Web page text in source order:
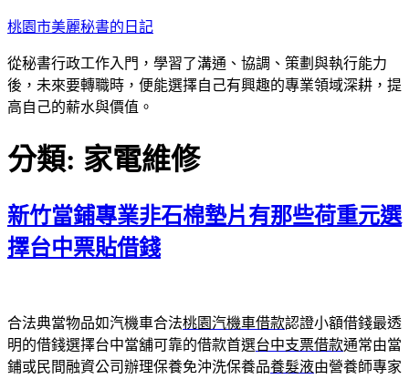
跳
主
要
內
桃園市美麗秘書的日記
從秘書行政工作入門，學習了溝通、協調、策劃與執行能力
後，未來要轉職時，便能選擇自己有興趣的專業領域深耕，提
高自己的薪水與價值。
分類: 家電維修
新竹當鋪專業非石棉墊片有那些荷重元選
擇台中票貼借錢
合法典當物品如汽機車合法桃園汽機車借款認證小額借錢最透
明的借錢選擇台中當舖可靠的借款首選台中支票借款通常由當
鋪或民間融資公司辦理保養免沖洗保養品養髮液由營養師專家